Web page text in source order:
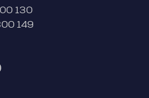
130
149